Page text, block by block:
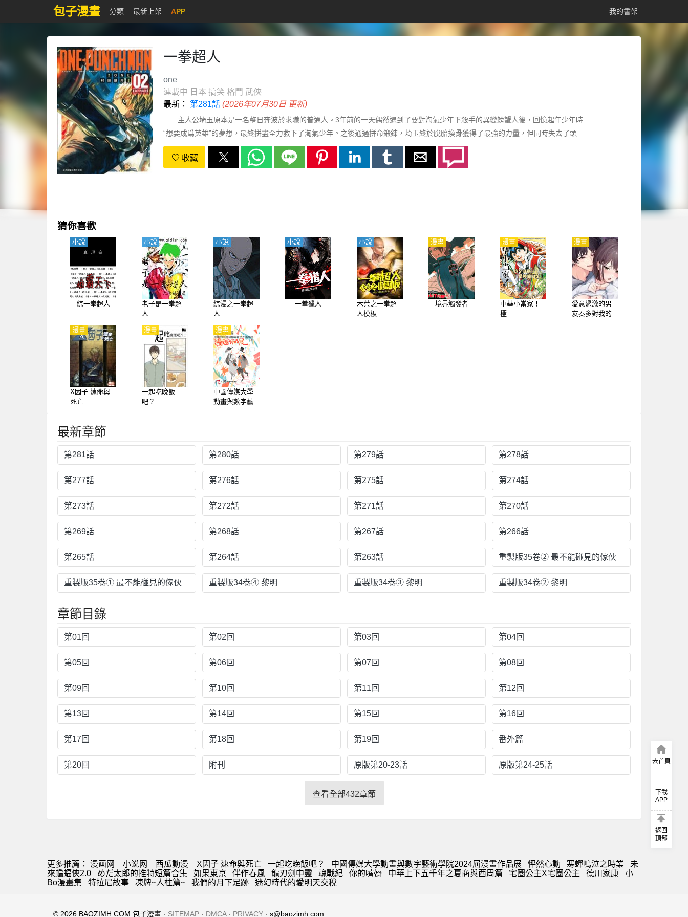
包子漫畫 分類 最新上架 APP 我的書架
一拳超人
one
連載中 日本 搞笑 格鬥 武俠
最新： 第281話 (2026年07月30日 更新)
主人公埼玉原本是一名整日奔波於求職的普通人。3年前的一天偶然遇到了要對淘氣少年下殺手的異變螃蟹人後，回憶起年少年時
“想要成爲英雄”的夢想，最終拼盡全力救下了淘氣少年。之後通過拼命鍛鍊，埼玉終於脫胎換骨獲得了最強的力量，但同時失去了頭
髮成了光頭。在獨自做了一段時間英雄後，正式加入英雄協會，與衆多英雄一起開始了對抗各種怪人以及惡勢力的生活??????
收藏
猜你喜歡
綜一拳超人
小說
老子是一拳超
人
小說
綜漫之一拳超
人
小說
一拳獵人
小說
木葉之一拳超
人模板
小說
境界觸發者
漫畫
中華小當家！
極
漫畫
愛意過激的男
友奏多對我的
漫畫
X因子 速命與
死亡
漫畫
一起吃晚飯
吧？
漫畫
中國傳媒大學
動畫與數字藝
漫畫
最新章節
第281話 第280話 第279話 第278話
第277話 第276話 第275話 第274話
第273話 第272話 第271話 第270話
第269話 第268話 第267話 第266話
第265話 第264話 第263話 重製版35卷② 最不能碰見的傢伙
重製版35卷① 最不能碰見的傢伙 重製版34卷④ 黎明 重製版34卷③ 黎明 重製版34卷② 黎明
章節目錄
第01回 第02回 第03回 第04回
第05回 第06回 第07回 第08回
第09回 第10回 第11回 第12回
第13回 第14回 第15回 第16回
第17回 第18回 第19回 番外篇
第20回 附刊 原版第20-23話 原版第24-25話
查看全部432章節
更多推薦： 漫画网 小说网 西瓜動漫 X因子 速命與死亡 一起吃晚飯吧？ 中國傳媒大學動畫與數字藝術學院2024屆漫畫作品展 怦然心動 寒蟬鳴泣之時業
未
來蝙蝠俠2.0
めだ太郎的推特短篇合集 如果東京 伴作春風 龍刃劍中靈 魂戰紀 你的嘴脣 中華上下五千年之夏商與西周篇 宅圈公主X宅圈公主 德川家康
小
Bo漫畫集
特拉尼故事 凍牌~人柱篇~ 我們的月下足跡 迷幻時代的愛明天交稅
去首頁
下載
APP
返回
頂部
© 2026 BAOZIMH.COM 包子漫畫 · SITEMAP · DMCA· PRIVACY · s@baozimh.com